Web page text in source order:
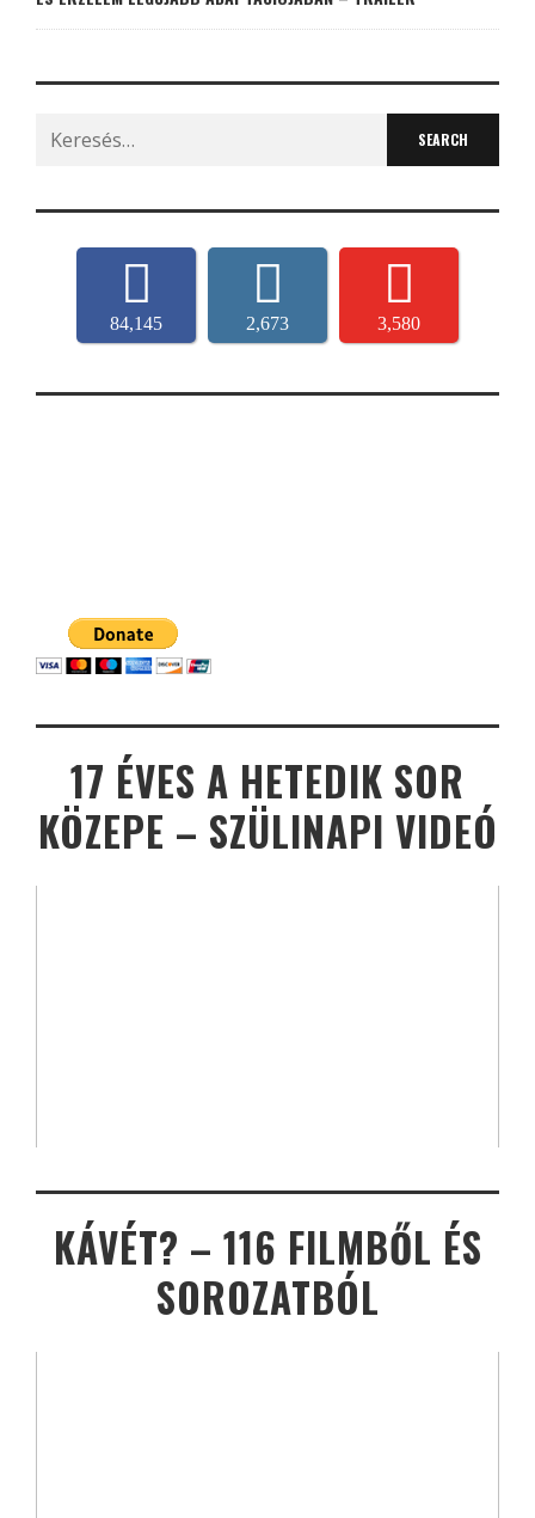
Search
for:
84,145 2,673 3,580
17 ÉVES A HETEDIK SOR
KÖZEPE – SZÜLINAPI VIDEÓ
KÁVÉT? – 116 FILMBŐL ÉS
SOROZATBÓL